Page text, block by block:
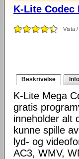
K-Lite Codec
Vista /
Beskrivelse Info
K-Lite Mega
gratis
inneholder alt
kunne spille
lyd- og
AC3, WMV,